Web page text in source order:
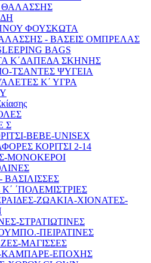
ΦΟΥΣΚΩΤΑ
- ΒΑΣΕΙΣ ΟΜΠΡΕΛΑΣ
BAGS
Κ΄ΔΑΠΕΔΑ ΣΚΗΝΗΣ
ΤΣΑΝΤΕΣ ΨΥΓΕΙΑ
Κ΄ ΥΓΡΑ
Σ
BEBE-UNISEX
ΚΟΡΙΤΣΙ 2-14
ΜΟΝΟΚΕΡΟΙ
ΒΑΣΙΛΙΣΣΕΣ
΄ΠΟΛΕΜΙΣΤΡΙΕΣ
ΖΩΑΚΙΑ-ΧΙΟΝΑΤΕΣ-
ΣΤΡΑΤΙΩΤΙΝΕΣ
ΠΕΙΡΑΤΙΝΕΣ
ΜΑΓΙΣΣΕΣ
ΚΑΜΠΑΡΕ-ΕΠΟΧΗΣ